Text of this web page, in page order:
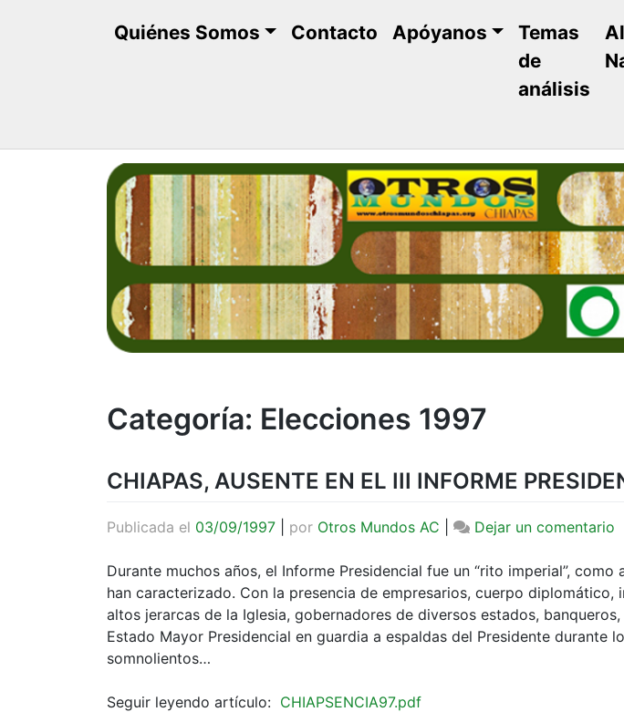
Quiénes Somos Contacto Apóyanos
Temas
de
análisis
Categoría: Elecciones 1997
CHIAPAS, AUSENTE EN EL III INFORME
Publicada el 03/09/1997 por Otros Mundos AC Dejar un comentario
III
Durante muchos años, el Informe Presidencial fue un “rito imperial”,
han caracterizado. Con la presencia de empresarios, cuerpo diplomático,
altos jerarcas de la Iglesia, gobernadores de diversos estados,
Estado Mayor Presidencial en guardia a espaldas del Presidente durante
somnolientos…
Seguir leyendo artículo: CHIAPSENCIA97.pdf